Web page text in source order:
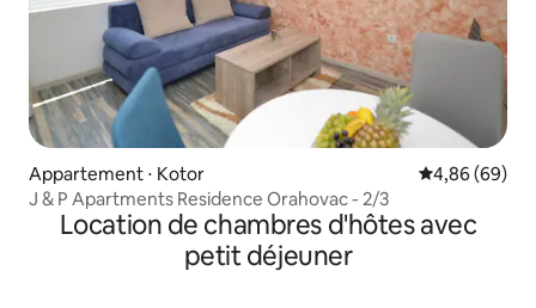
Appartement ⋅ Kotor Évaluation
4,86 (69)
J & P Apartments Residence Orahovac - 2/3
Location de chambres d'hôtes avec
petit déjeuner